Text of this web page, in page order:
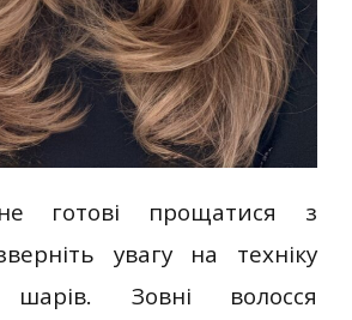
готові прощатися з
увагу на техніку
шарів. Зовні волосся